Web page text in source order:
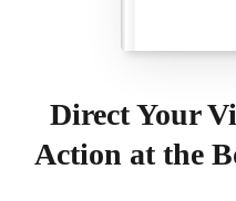
Direct Your
Action at the